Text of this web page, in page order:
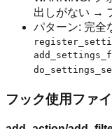
出しがない →
パターン: 完全
フック使用ファ